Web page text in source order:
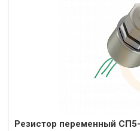
Резистор переменный